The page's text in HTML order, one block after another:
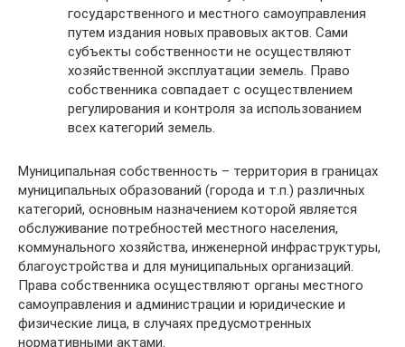
государственного и местного самоуправления
путем издания новых правовых актов. Сами
субъекты собственности не осуществляют
хозяйственной эксплуатации земель. Право
собственника совпадает с осуществлением
регулирования и контроля за использованием
всех категорий земель.
Муниципальная собственность – территория в границах
муниципальных образований (города и т.п.) различных
категорий, основным назначением которой является
обслуживание потребностей местного населения,
коммунального хозяйства, инженерной инфраструктуры,
благоустройства и для муниципальных организаций.
Права собственника осуществляют органы местного
самоуправления и администрации и юридические и
физические лица, в случаях предусмотренных
нормативными актами.